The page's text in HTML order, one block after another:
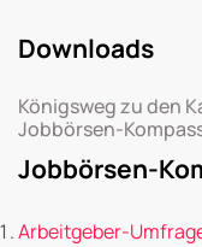
Downloads
Königsweg zu den
Jobbörsen-
Jobbörsen-
Arbeitgeber-